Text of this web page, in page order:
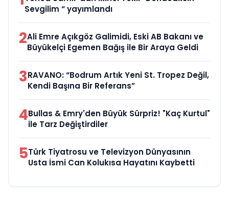
Sevgilim “ yayımlandı
2Ali Emre Açıkgöz Galimidi, Eski AB Bakanı ve
Büyükelçi Egemen Bağış ile Bir Araya Geldi
3RAVANO: “Bodrum Artık Yeni St. Tropez Değil,
Kendi Başına Bir Referans”
4Bullas & Emry'den Büyük Sürpriz! "Kaç Kurtul"
ile Tarz Değiştirdiler
5Türk Tiyatrosu ve Televizyon Dünyasının
Usta İsmi Can Kolukısa Hayatını Kaybetti